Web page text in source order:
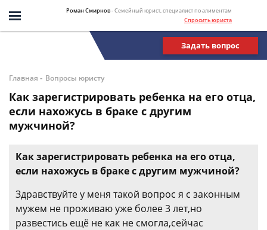
Роман Смирнов- Семейный юрист, специалист по алиментам
Спросить юриста
Задать вопрос
Главная - Вопросы юристу
Как зарегистрировать ребенка на его отца,
если нахожусь в браке с другим
мужчиной?
Как зарегистрировать ребенка на его отца,
если нахожусь в браке с другим мужчиной?
Здравствуйте у меня такой вопрос я с законным
мужем не проживаю уже более 3 лет,но
развестись ещё не как не смогла,сейчас